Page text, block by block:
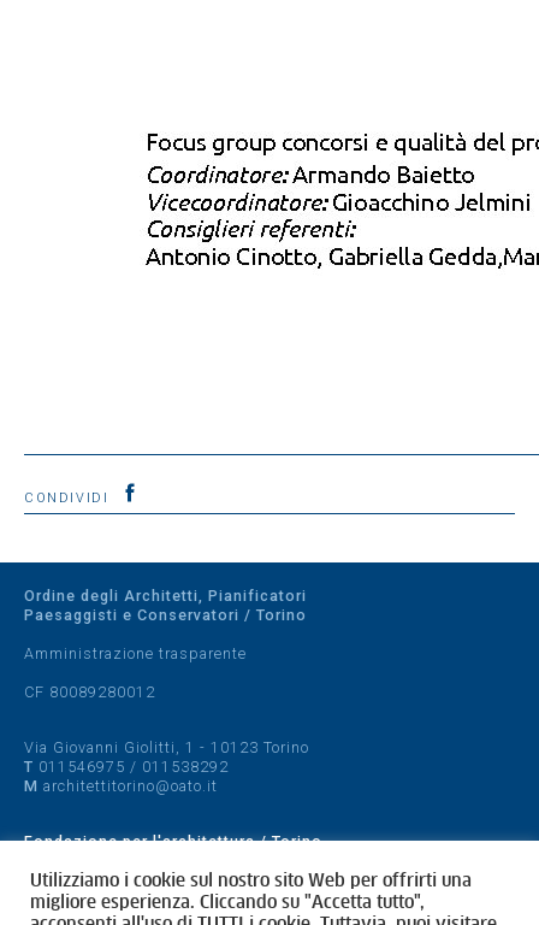
CONDIVIDI
Ordine degli Architetti, Pianificatori
Paesaggisti e Conservatori / Torino
Amministrazione trasparente
CF 80089280012
Via Giovanni Giolitti, 1 - 10123 Torino
T 011546975 / 011538292
M architettitorino@oato.it
Fondazione per l'architettura / Torino
Designed by quattrolinee.it
Utilizziamo i cookie sul nostro sito Web per offrirti una
migliore esperienza. Cliccando su "Accetta tutto",